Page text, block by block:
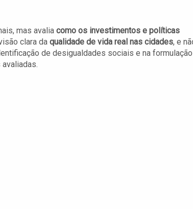
mas avalia como os investimentos e políticas
clara da qualidade de vida real nas cidades, e
de desigualdades sociais e na formulação